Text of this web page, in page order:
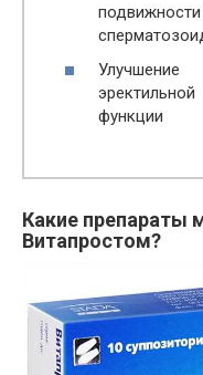
подвижности
Улучшение
эректильной
функции
Какие препараты
Витапростом?